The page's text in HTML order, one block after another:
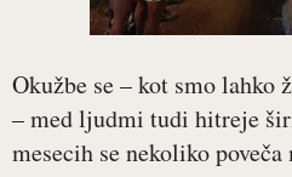
Okužbe se – kot smo
– med ljudmi tudi hitreje
mesecih se nekoliko